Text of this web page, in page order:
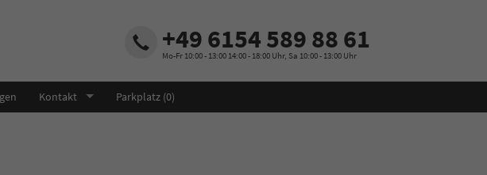
+49 6154 589 88 61
Mo-Fr 10:00 - 13:00 14:00 - 18:00 Uhr, Sa 10:00 - 13:00 Uhr
Kontakt Parkplatz (0)